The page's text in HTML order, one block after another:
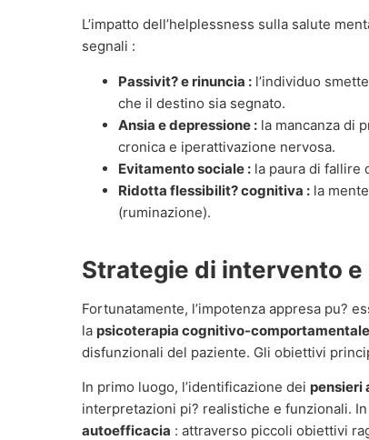
L’impatto dell’helplessness sulla salute
segnali :
Passivit? e rinuncia : l’individuo
che il destino sia segnato.
Ansia e depressione : la mancanza di
cronica e iperattivazione nervosa.
Evitamento sociale : la paura di fallire
Ridotta flessibilit? cognitiva : la
(ruminazione).
Strategie di intervento
Fortunatamente, l’impotenza appresa pu?
la psicoterapia cognitivo-
disfunzionali del paziente. Gli obiettivi
In primo luogo, l’identificazione dei pensieri
interpretazioni pi? realistiche e funzionali.
autoefficacia : attraverso piccoli obiettivi